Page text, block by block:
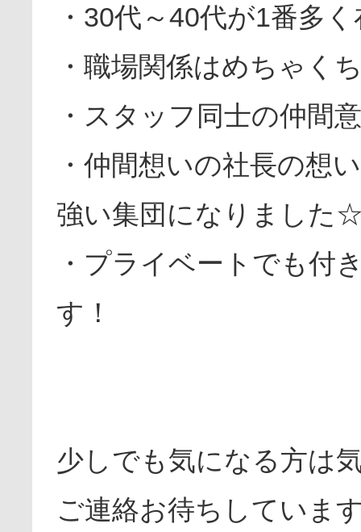
・30代～40代が1番多
・職場関係はめちゃく
・スタッフ同士の仲間
・仲間想いの社長の想
強い集団になりました
・プライベートでも付
す！
少しでも気になる方は
ご連絡お待ちしていま